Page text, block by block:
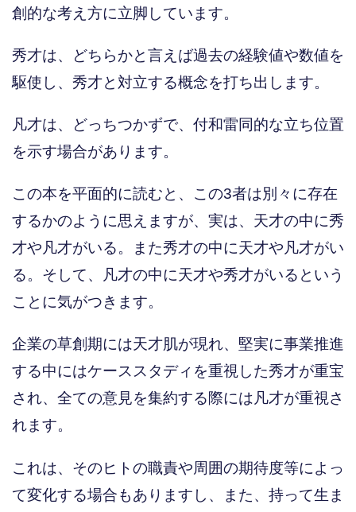
創的な考え方に立脚しています。
秀才は、どちらかと言えば過去の経験値や数値を
駆使し、秀才と対立する概念を打ち出します。
凡才は、どっちつかずで、付和雷同的な立ち位置
を示す場合があります。
この本を平面的に読むと、この3者は別々に存在
するかのように思えますが、実は、天才の中に秀
才や凡才がいる。また秀才の中に天才や凡才がい
る。そして、凡才の中に天才や秀才がいるという
ことに気がつきます。
企業の草創期には天才肌が現れ、堅実に事業推進
する中にはケーススタディを重視した秀才が重宝
され、全ての意見を集約する際には凡才が重視さ
れます。
これは、そのヒトの職責や周囲の期待度等によっ
て変化する場合もありますし、また、持って生ま